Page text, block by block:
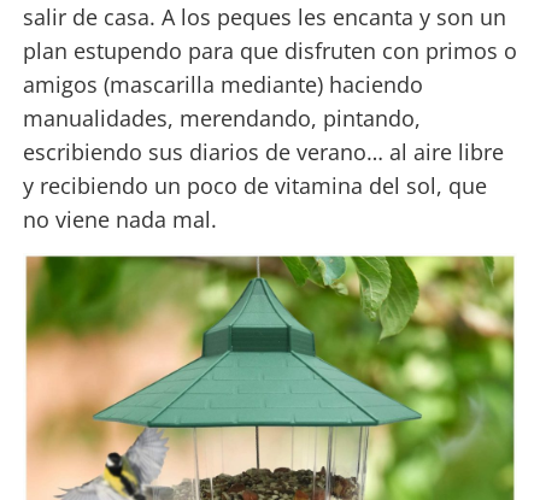
salir de casa. A los peques les encanta y son un
plan estupendo para que disfruten con primos o
amigos (mascarilla mediante) haciendo
manualidades, merendando, pintando,
escribiendo sus diarios de verano… al aire libre
y recibiendo un poco de vitamina del sol, que
no viene nada mal.